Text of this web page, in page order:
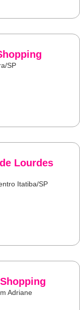
SP
Lourdes
Itatiba/SP
Adriane